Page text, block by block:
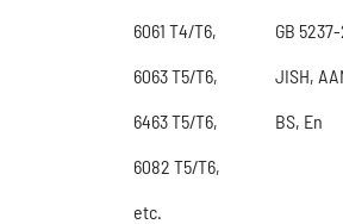
6061 T4/T6,
6063 T5/T6,
6463 T5/T6,
6082 T5/T6,
etc.
GB
JISH,
BS, En